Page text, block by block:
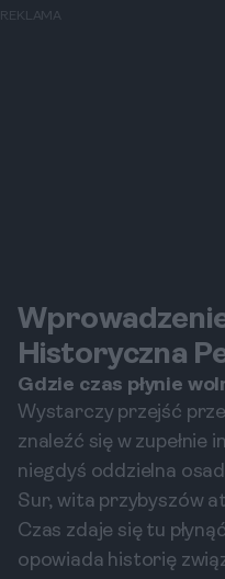
REKLAMA
Historyczna
Gdzie czas płynie
Wystarczy przejść
znaleźć się w zupełnie
niegdyś oddzielna
Sur, wita przybyszów
Czas zdaje się tu
opowiada historię